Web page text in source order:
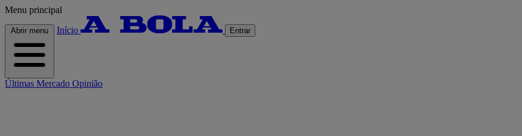
Menu principal
Abrir menu Início Entrar
Últimas Mercado Opinião